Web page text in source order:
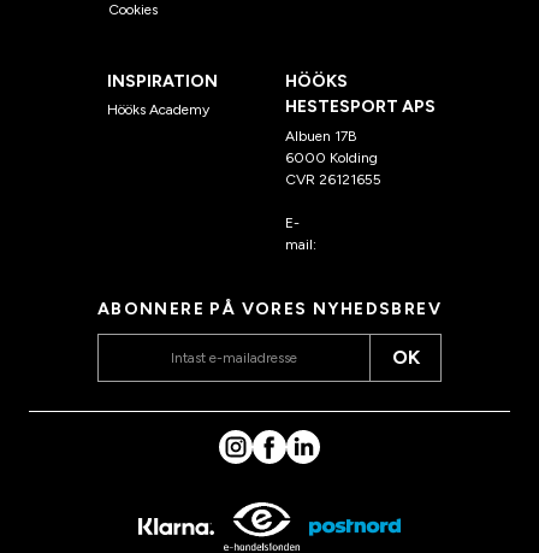
Cookies
INSPIRATION
Hööks Academy
HÖÖKS
HESTESPORT APS
Albuen 17B
6000 Kolding
CVR 26121655
E-
mail:
ABONNERE PÅ VORES NYHEDSBREV
OK